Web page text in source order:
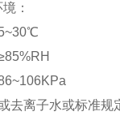
：
去离子水或标准规